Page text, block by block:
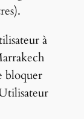
à
bloquer